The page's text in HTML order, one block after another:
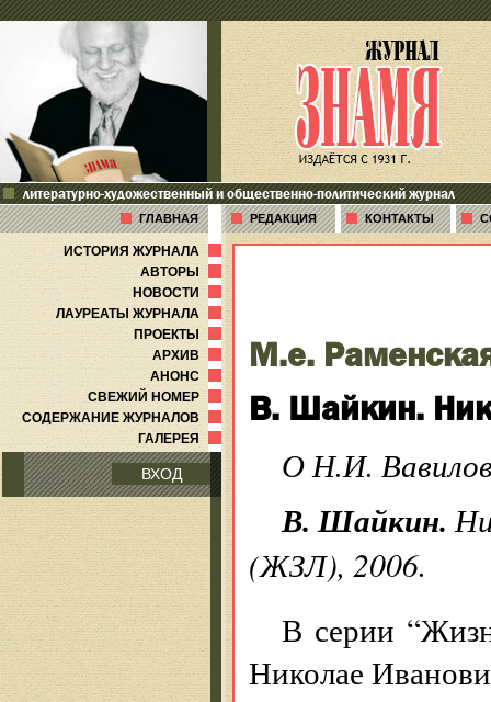
литературно-художественный и общественно-политический журнал
ГЛАВНАЯ РЕДАКЦИЯ КОНТАКТЫ
ИСТОРИЯ ЖУРНАЛА
АВТОРЫ
НОВОСТИ
ЛАУРЕАТЫ ЖУРНАЛА
ПРОЕКТЫ
АРХИВ
АНОНС
СВЕЖИЙ НОМЕР
СОДЕРЖАНИЕ ЖУРНАЛОВ
ГАЛЕРЕЯ
ВХОД
М.е.
В. Шайкин.
О Н.И.
В. Шайкин.
(ЖЗЛ), 2006.
В серии
Николае